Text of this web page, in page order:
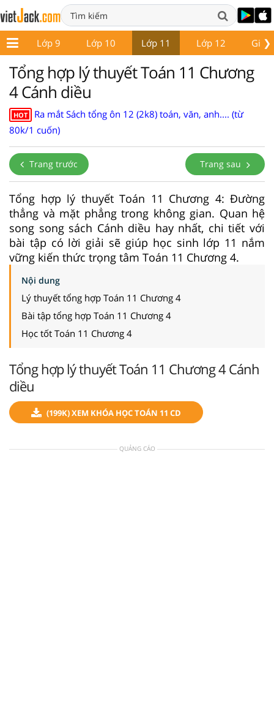
❯
8 Lớp 9 Lớp 10 Lớp 11 Lớp 12
Tổng hợp lý thuyết Toán 11 Chương
4 Cánh diều
HOT
Ra mắt Sách tổng ôn 12 (2k8) toán, văn, anh.... (từ
80k/1 cuốn)
Trang trước Trang sau
Tổng hợp lý thuyết Toán 11 Chương 4: Đường
thẳng và mặt phẳng trong không gian. Quan hệ
song song sách Cánh diều hay nhất, chi tiết với
bài tập có lời giải sẽ giúp học sinh lớp 11 nắm
vững kiến thức trọng tâm Toán 11 Chương 4.
Nội dung
Lý thuyết tổng hợp Toán 11 Chương 4
Bài tập tổng hợp Toán 11 Chương 4
Học tốt Toán 11 Chương 4
Tổng hợp lý thuyết Toán 11 Chương 4 Cánh
diều
(199K) XEM KHÓA HỌC TOÁN 11 CD
QUẢNG CÁO